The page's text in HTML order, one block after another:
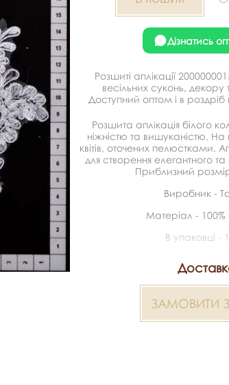
Дізнатись
Розшиті аплікації
весільних суконь, декору
Доступний оптом і в роздріб
Розшита аплікація білого
ніжністю та вишуканістю.
квітів, оточених пелюстками.
для створення елегантного
Приблизний
Виробник -
Матеріал - 100%
В упаковці -
ЗАМОВИТИ